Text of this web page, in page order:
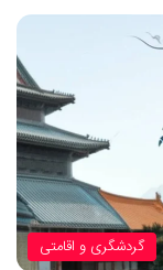
گردشگری و اقامتی